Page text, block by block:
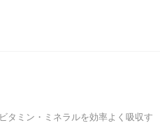
タミン・ミネラルを効率よく吸収す